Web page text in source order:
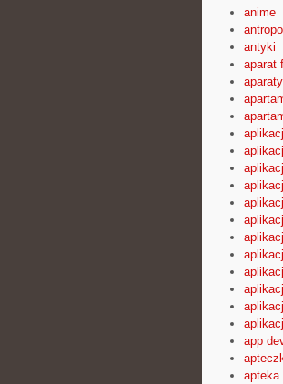
anime
antyki
aparat
app
apteka